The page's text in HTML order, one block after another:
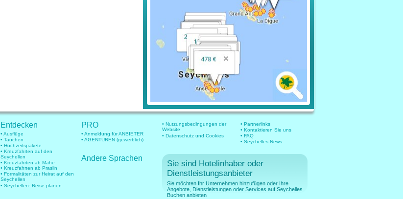
Entdecken
• Ausflüge
• Tauchen
• Hochzeitspakete
• Kreuzfahrten auf den
Seychellen
• Kreuzfahrten ab Mahe
• Kreuzfahrten ab Praslin
• Formalitäten zur Heirat auf den
Seychellen
• Seychellen: Reise planen
PRO
• Anmeldung für ANBIETER
• AGENTUREN (gewerblich)
Andere Sprachen
• Nutzungsbedingungen der
Website
• Datenschutz und Cookies
• Partnerlinks
• Kontaktieren Sie uns
• FAQ
• Seychelles News
Sie sind Hotelinhaber oder
Dienstleistungsanbieter
Sie möchten Ihr Unternehmen hinzufügen oder Ihre
Angebote, Dienstleistungen oder Services auf Seychelles
Buchen anbieten